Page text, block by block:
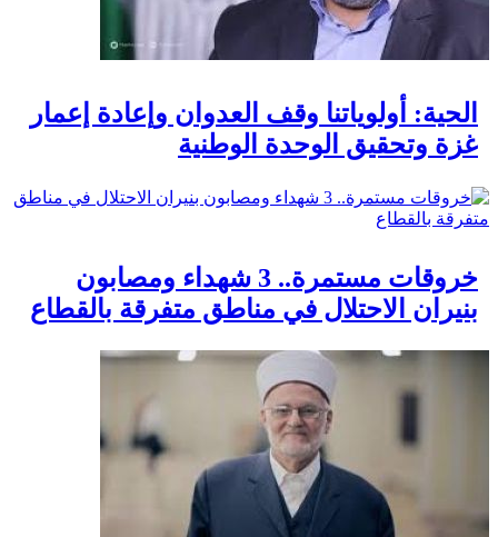
الحية: أولوياتنا وقف العدوان وإعادة إعمار
غزة وتحقيق الوحدة الوطنية
خروقات مستمرة.. 3 شهداء ومصابون
بنيران الاحتلال في مناطق متفرقة بالقطاع